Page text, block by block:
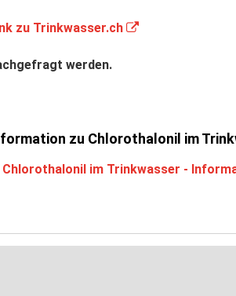
zu Trinkwasser.ch
werden.
zu Chlorothalonil im
Chlorothalonil im Trinkwasser -